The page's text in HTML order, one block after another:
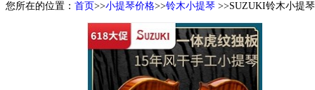
您所在的位置： 首页>>小提琴价格>>铃木小提琴 >>SUZUKI铃木小提